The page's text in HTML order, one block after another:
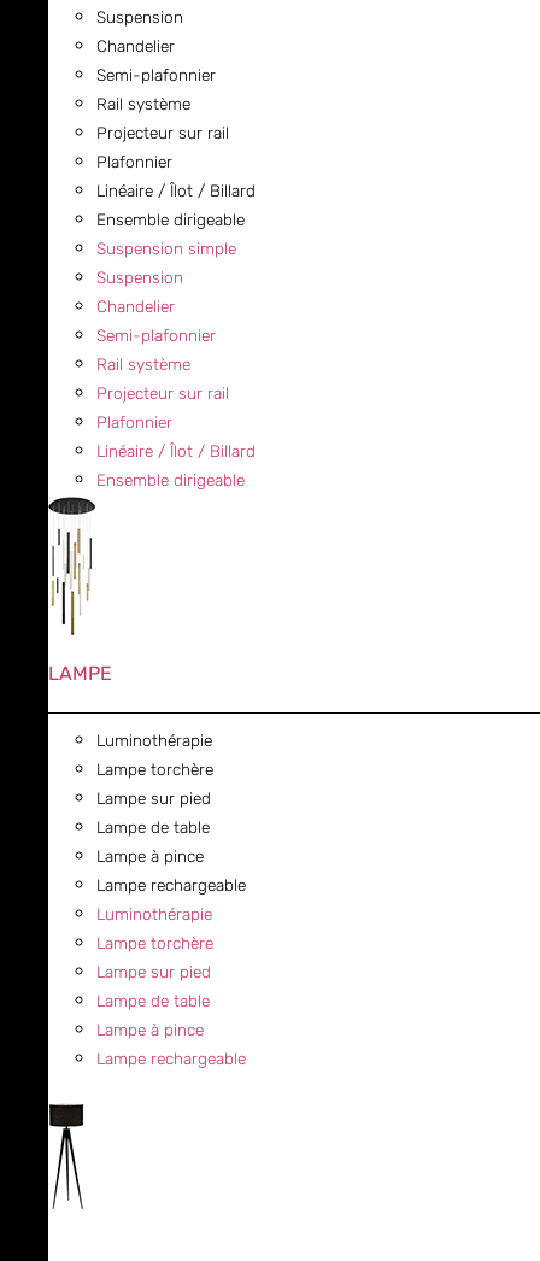
Suspension
Chandelier
Semi-plafonnier
Rail système
Projecteur sur rail
Plafonnier
Linéaire / Îlot / Billard
Ensemble dirigeable
Suspension simple
Suspension
Chandelier
Semi-plafonnier
Rail système
Projecteur sur rail
Plafonnier
Linéaire / Îlot / Billard
Ensemble dirigeable
LAMPE
Luminothérapie
Lampe torchère
Lampe sur pied
Lampe de table
Lampe à pince
Lampe rechargeable
Luminothérapie
Lampe torchère
Lampe sur pied
Lampe de table
Lampe à pince
Lampe rechargeable